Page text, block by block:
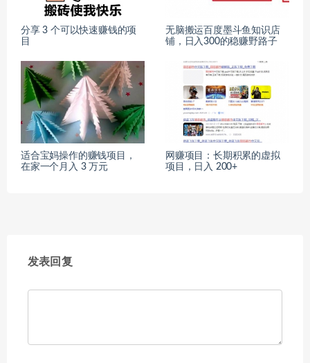
分享 3 个可以快速赚钱的项
目
无脑搬运百度墨斗鱼知识店
铺，日入300的稳赚野路子
适合宝妈操作的赚钱项目，
在家一个月入 3 万元
网赚项目：长期积累的虚拟
项目，日入 200+
发表回复